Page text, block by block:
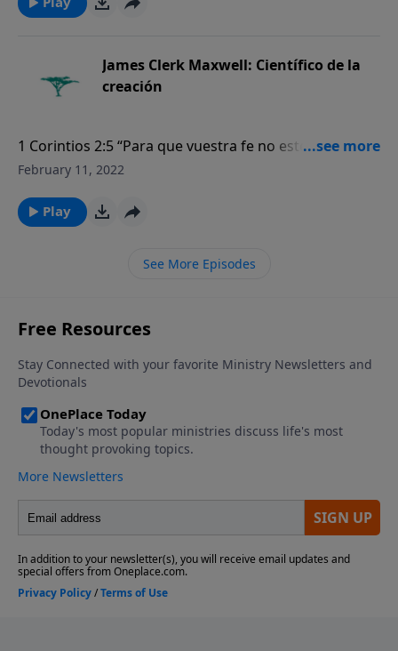
James Clerk Maxwell: Científico de la
creación
1 Corintios 2:5 “Para que vuestra fe no esté fundada
en la sabiduría de los hombres, sino en el poder de
February 11, 2022
Play
See More Episodes